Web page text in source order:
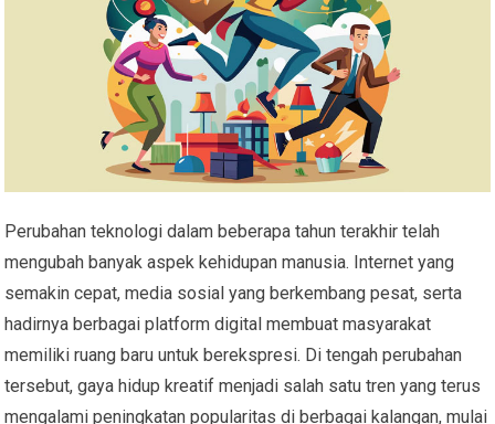
Perubahan teknologi dalam beberapa tahun terakhir telah
mengubah banyak aspek kehidupan manusia. Internet yang
semakin cepat, media sosial yang berkembang pesat, serta
hadirnya berbagai platform digital membuat masyarakat
memiliki ruang baru untuk berekspresi. Di tengah perubahan
tersebut, gaya hidup kreatif menjadi salah satu tren yang terus
mengalami peningkatan popularitas di berbagai kalangan, mulai